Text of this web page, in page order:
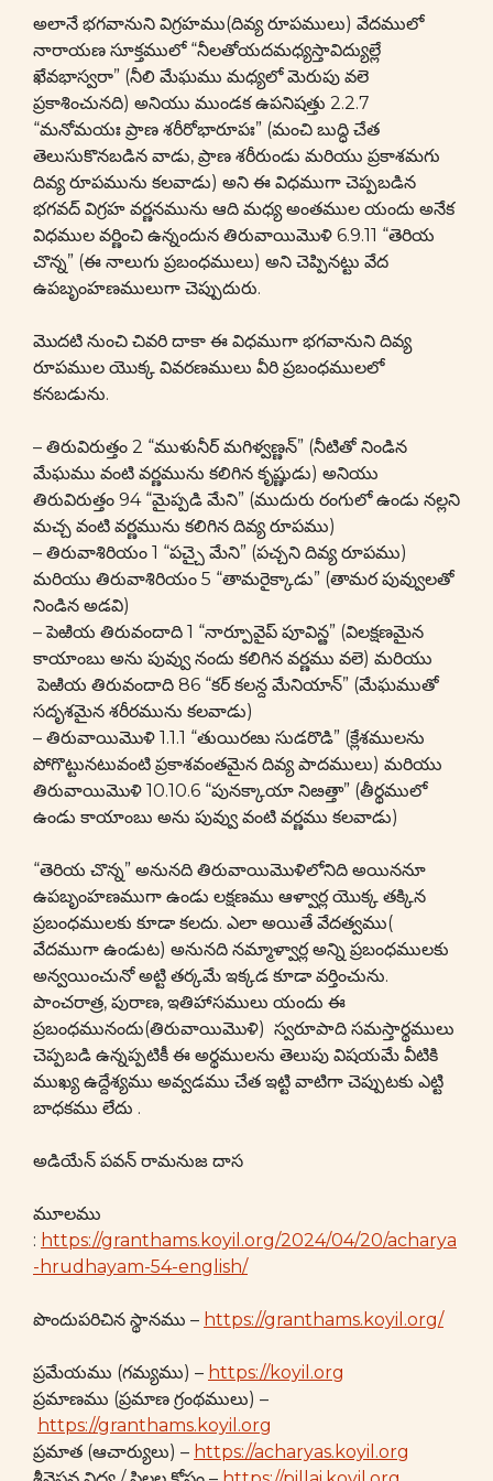
అలానే భగవానుని విగ్రహము(దివ్య రూపములు) వేదములో
నారాయణ సూక్తములో “నీలతోయదమధ్యస్తావిద్యుల్లే
ఖేవభాస్వరా” (నీలి మేఘము మధ్యలో మెరుపు వలె
ప్రకాశించునది) అనియు ముండక ఉపనిషత్తు 2.2.7
“మనోమయః ప్రాణ శరీరోభారూపః” (మంచి బుద్ధి చేత
తెలుసుకొనబడిన వాడు, ప్రాణ శరీరుండు మరియు ప్రకాశమగు
దివ్య రూపమును కలవాడు) అని ఈ విధముగా చెప్పబడిన
భగవద్ విగ్రహ వర్ణనమును ఆది మధ్య అంతముల యందు అనేక
విధముల వర్ణించి ఉన్నందున తిరువాయిమొళి 6.9.11 “తెరియ
చొన్న” (ఈ నాలుగు ప్రబంధములు) అని చెప్పినట్టు వేద
ఉపబృంహణములుగా చెప్పుదురు.
మొదటి నుంచి చివరి దాకా ఈ విధముగా భగవానుని దివ్య
రూపముల యొక్క వివరణములు వీరి ప్రబంధములలో
కనబడును.
– తిరువిరుత్తం 2 “ముళునీర్ మగిళ్వణ్ణన్” (నీటితో నిండిన
మేఘము వంటి వర్ణమును కలిగిన కృష్ణుడు) అనియు
తిరువిరుత్తం 94 “మైప్పడి మేని” (ముదురు రంగులో ఉండు నల్లని
మచ్చ వంటి వర్ణమును కలిగిన దివ్య రూపము)
– తిరువాశిరియం 1 “పచ్చై మేని” (పచ్చని దివ్య రూపము)
మరియు తిరువాశిరియం 5 “తామరైక్కాడు” (తామర పువ్వులతో
నిండిన అడవి)
– పెఱియ తిరువందాది 1 “నార్పూవైప్ పూవిన్ఴ” (విలక్షణమైన
కాయాంబు అను పువ్వు నందు కలిగిన వర్ణము వలె) మరియు
పెఱియ తిరువందాది 86 “కర్ కలన్ద మేనియాన్” (మేఘముతో
సదృశమైన శరీరమును కలవాడు)
– తిరువాయిమొళి 1.1.1 “తుయిరఴు సుడరొడి” (క్లేశములను
పోగొట్టునటువంటి ప్రకాశవంతమైన దివ్య పాదములు) మరియు
తిరువాయిమొళి 10.10.6 “పునక్కాయా నిఴత్తా” (తీర్థములో
ఉండు కాయాంబు అను పువ్వు వంటి వర్ణము కలవాడు)
“తెరియ చొన్న” అనునది తిరువాయిమొళిలోనిది అయిననూ
ఉపబృంహణముగా ఉండు లక్షణము ఆళ్వార్ల యొక్క తక్కిన
ప్రబంధములకు కూడా కలదు. ఎలా అయితే వేదత్వము(
వేదముగా ఉండుట) అనునది నమ్మాళ్వార్ల అన్ని ప్రబంధములకు
అన్వయించునో అట్టి తర్కమే ఇక్కడ కూడా వర్తించును.
పాంచరాత్ర, పురాణ, ఇతిహాసములు యందు ఈ
ప్రబంధమునందు(తిరువాయిమొళి) స్వరూపాది సమస్తార్థములు
చెప్పబడి ఉన్నప్పటికీ ఈ అర్థములను తెలుపు విషయమే వీటికి
ముఖ్య ఉద్దేశ్యము అవ్వడము చేత ఇట్టి వాటిగా చెప్పుటకు ఎట్టి
బాధకము లేదు .
అడియేన్ పవన్ రామనుజ దాస
మూలము
: https://granthams.koyil.org/2024/04/20/acharya
-hrudhayam-54-english/
పొందుపరిచిన స్థానము – https://granthams.koyil.org/
ప్రమేయము (గమ్యము) – https://koyil.org
ప్రమాణము (ప్రమాణ గ్రంథములు) –
https://granthams.koyil.org
ప్రమాత (ఆచార్యులు) – https://acharyas.koyil.org